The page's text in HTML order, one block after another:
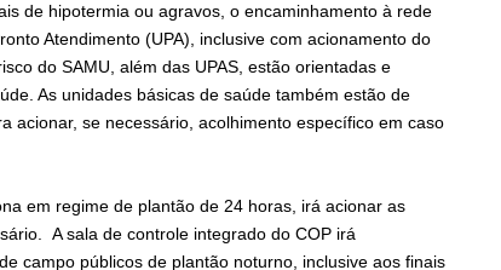
de hipotermia ou agravos, o encaminhamento à rede
Atendimento (UPA), inclusive com acionamento do
do SAMU, além das UPAS, estão orientadas e
As unidades básicas de saúde também estão de
acionar, se necessário, acolhimento específico em caso
em regime de plantão de 24 horas, irá acionar as
A sala de controle integrado do COP irá
campo públicos de plantão noturno, inclusive aos finais